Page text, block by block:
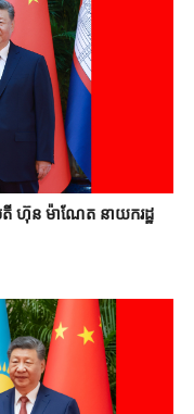
ហ៊ុន ម៉ាណែត នាយករដ្ឋ